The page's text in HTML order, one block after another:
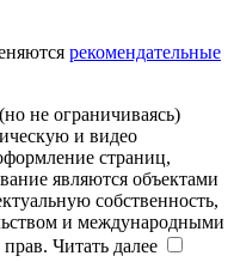
рекомендательные
не ограничиваясь)
и видео
страниц,
являются объектами
собственность,
и международными
Читать далее